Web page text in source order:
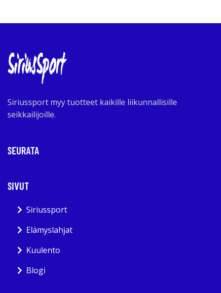
Siriussport myy tuotteet kaikille liikunnallisille
seikkailijoille.
SEURATA
SIVUT
Siriussport
Elämyslahjat
Kuulento
Blogi